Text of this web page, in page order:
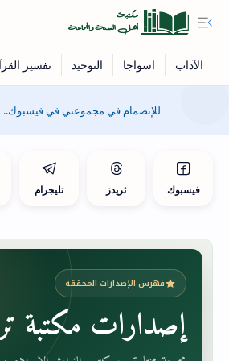
للإنضمام في مجموعتي في فيسبوك..
فيسبوك ثريدز تليجرام
فهرس الإصدارات المحققة
إصدارات مكتبة